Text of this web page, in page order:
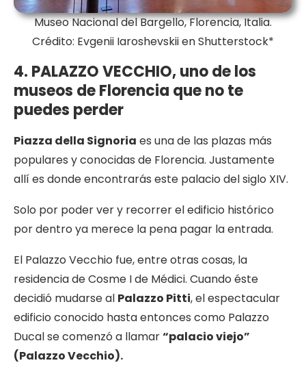
Museo Nacional del Bargello, Florencia, Italia.
Crédito: Evgenii Iaroshevskii en Shutterstock*
4. PALAZZO VECCHIO, uno de los
museos de Florencia que no te
puedes perder
Piazza della Signoria es una de las plazas más
populares y conocidas de Florencia. Justamente
allí es donde encontrarás este palacio del siglo XIV.
Solo por poder ver y recorrer el edificio histórico
por dentro ya merece la pena pagar la entrada.
El Palazzo Vecchio fue, entre otras cosas, la
residencia de Cosme I de Médici. Cuando éste
decidió mudarse al Palazzo Pitti, el espectacular
edificio conocido hasta entonces como Palazzo
Ducal se comenzó a llamar“palacio viejo”
(Palazzo Vecchio).